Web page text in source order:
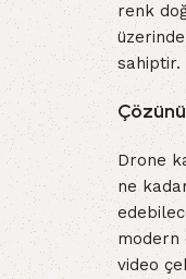
renk
sahiptir.
Drone
ne
modern
video